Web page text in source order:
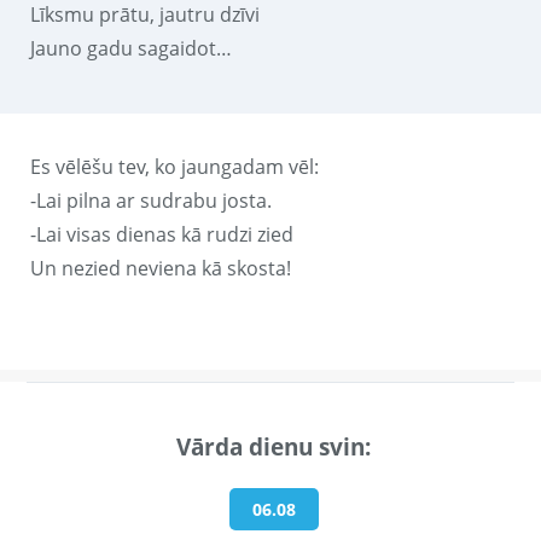
Līksmu prātu, jautru dzīvi
Jauno gadu sagaidot…
Es vēlēšu tev, ko jaungadam vēl:
-Lai pilna ar sudrabu josta.
-Lai visas dienas kā rudzi zied
Un nezied neviena kā skosta!
Vārda dienu svin:
06.08